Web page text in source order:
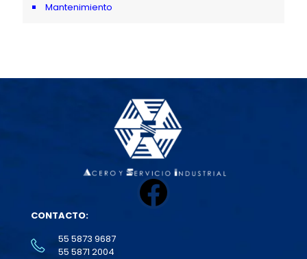
Mantenimiento
Facebook
CONTACTO:
55 5873 9687
55 5871 2004